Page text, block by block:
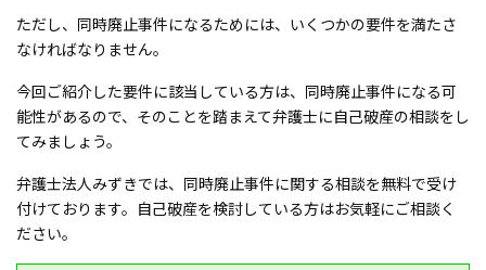
ただし、同時廃止事件になるためには、いくつかの要件を満たさ
なければなりません。
今回ご紹介した要件に該当している方は、同時廃止事件になる可
能性があるので、そのことを踏まえて弁護士に自己破産の相談をし
てみましょう。
弁護士法人みずきでは、同時廃止事件に関する相談を無料で受け
付けております。自己破産を検討している方はお気軽にご相談く
ださい。